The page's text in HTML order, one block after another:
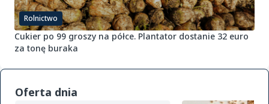
Rolnictwo
Cukier po 99 groszy na półce. Plantator dostanie 32 euro
za tonę buraka
Oferta dnia